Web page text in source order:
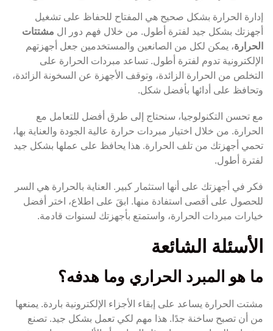
إدارة الحرارة بشكل صحيح هي المفتاح للحفاظ على تشغيل
أجهزتك بشكل جيد لفترة أطول. من خلال فهم دور ال مشتتات
الحرارة، يمكن لكل من الصانعين والمستخدمين جعل أجهزتهم
الإلكترونية تدوم لفترة أطول. تساعد مبردات الحرارة على
التخلص من الحرارة الزائدة، وتوقف الأجهزة عن السخونة الزائدة،
وتحافظ على أدائها بأفضل شكل.
مع تحسن التكنولوجيا، سنحتاج إلى طرق أفضل للتعامل مع
الحرارة. من خلال اختيار مبردات حرارة عالية الجودة والعناية بها،
تحمي أجهزتك من تلف الحرارة. هذا يحافظ على عملها بشكل جيد
لفترة أطول.
فكر في أجهزتك على أنها استثمار كبير. العناية بالحرارة هي السر
للحصول على أقصى استفادة منها. ابقَ على اطلاع، اختر أفضل
خيارات مبردات الحرارة، واستمتع بأجهزتك لسنوات قادمة.
الأسئلة الشائعة
ما هو المبرد الحراري وما هدفه؟
مشتت الحرارة يساعد على إبقاء الأجزاء الإلكترونية باردة. يمنعها
من أن تصبح ساخنة جدًا. هذا مهم لكي تعمل بشكل جيد. تصنع